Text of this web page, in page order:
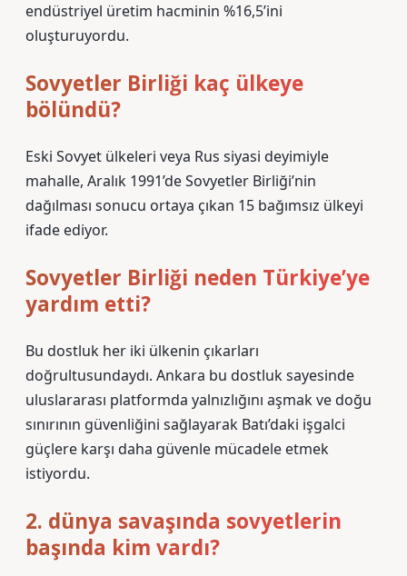
endüstriyel üretim hacminin %16,5’ini
oluşturuyordu.
Sovyetler Birliği kaç ülkeye
bölündü?
Eski Sovyet ülkeleri veya Rus siyasi deyimiyle
mahalle, Aralık 1991’de Sovyetler Birliği’nin
dağılması sonucu ortaya çıkan 15 bağımsız ülkeyi
ifade ediyor.
Sovyetler Birliği neden Türkiye’ye
yardım etti?
Bu dostluk her iki ülkenin çıkarları
doğrultusundaydı. Ankara bu dostluk sayesinde
uluslararası platformda yalnızlığını aşmak ve doğu
sınırının güvenliğini sağlayarak Batı’daki işgalci
güçlere karşı daha güvenle mücadele etmek
istiyordu.
2. dünya savaşında sovyetlerin
başında kim vardı?